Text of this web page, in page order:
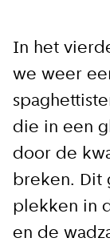
Meld
Blijf
reilen
onze
In het
we weer
die in een
door de
breken. Dit
plekken in
en de